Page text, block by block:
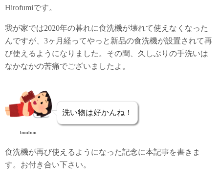
Hirofumiです。
我が家では2020年の暮れに食洗機が壊れて使えなくなった
んですが、3ヶ月経ってやっと新品の食洗機が設置されて再
び使えるようになりました。その間、久しぶりの手洗いは
なかなかの苦痛でございましたよ。
bonbon
洗い物は好かんね！
食洗機が再び使えるようになった記念に本記事を書きま
す。お付き合い下さい。